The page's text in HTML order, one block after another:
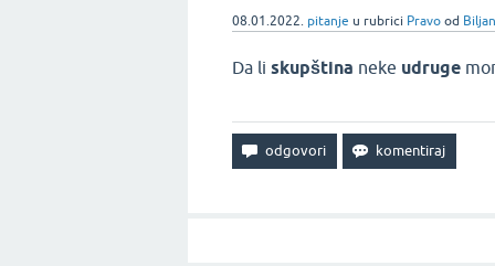
08.01.2022. pitanje u rubrici Pravo od
Da li skupština neke udruge